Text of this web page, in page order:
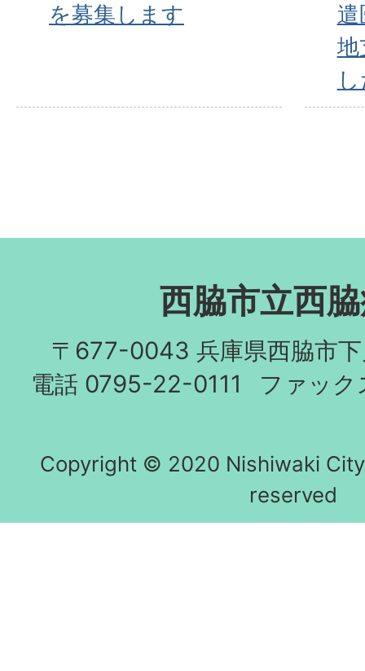
を募集します
地
西脇市立西
〒677-0043 兵庫県西脇市
電話 0795-22-0111
ファッ
Copyright © 2020 Nishiwaki
reserved